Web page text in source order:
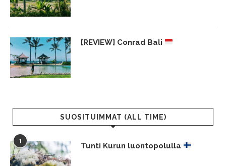
[REVIEW] Conrad Bali
SUOSITUIMMAT (ALL TIME)
1
Tunti Kurun luontopolulla